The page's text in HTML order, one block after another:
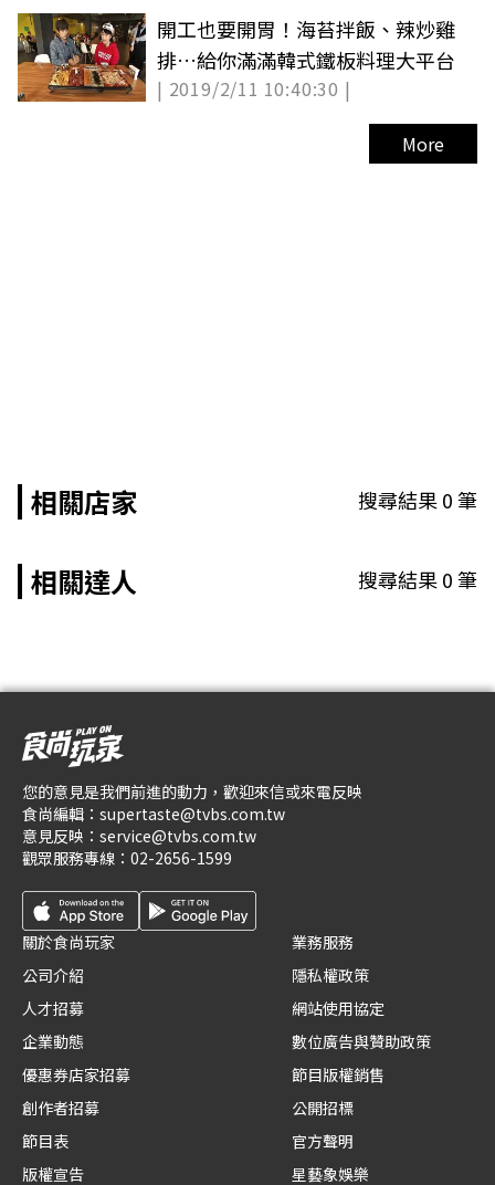
開工也要開胃！海苔拌飯、辣炒雞
排…給你滿滿韓式鐵板料理大平台
| 2019/2/11 10:40:30 |
More
相關店家 搜尋結果0筆
相關達人 搜尋結果0筆
您的意見是我們前進的動力，歡迎來信或來電反映
食尚編輯： supertaste@tvbs.com.tw
意見反映： service@tvbs.com.tw
觀眾服務專線： 02-2656-1599
關於食尚玩家
公司介紹
人才招募
企業動態
優惠券店家招募
創作者招募
節目表
版權宣告
業務服務
隱私權政策
網站使用協定
數位廣告與贊助政策
節目版權銷售
公開招標
官方聲明
星藝象娛樂